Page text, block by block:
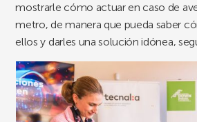
mostrarle cómo actuar en caso de
metro, de manera que pueda saber
ellos y darles una solución idónea,